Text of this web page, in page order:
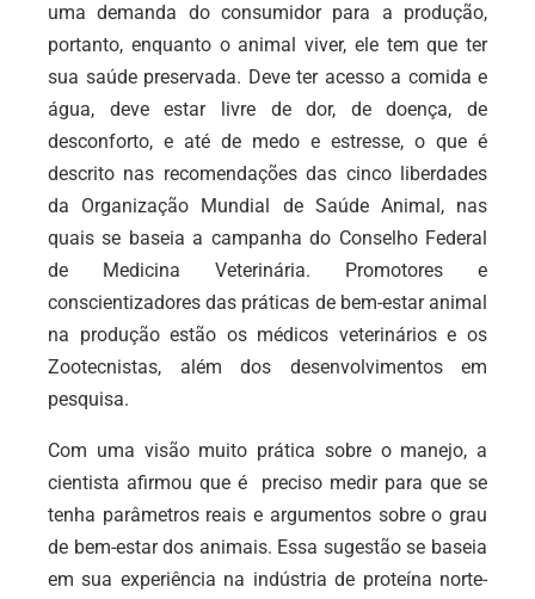
uma demanda do consumidor para a produção,
portanto, enquanto o animal viver, ele tem que ter
sua saúde preservada. Deve ter acesso a comida e
água, deve estar livre de dor, de doença, de
desconforto, e até de medo e estresse, o que é
descrito nas recomendações das cinco liberdades
da Organização Mundial de Saúde Animal, nas
quais se baseia a campanha do Conselho Federal
de Medicina Veterinária. Promotores e
conscientizadores das práticas de bem-estar animal
na produção estão os médicos veterinários e os
Zootecnistas, além dos desenvolvimentos em
pesquisa.
Com uma visão muito prática sobre o manejo, a
cientista afirmou que é preciso medir para que se
tenha parâmetros reais e argumentos sobre o grau
de bem-estar dos animais. Essa sugestão se baseia
em sua experiência na indústria de proteína norte-